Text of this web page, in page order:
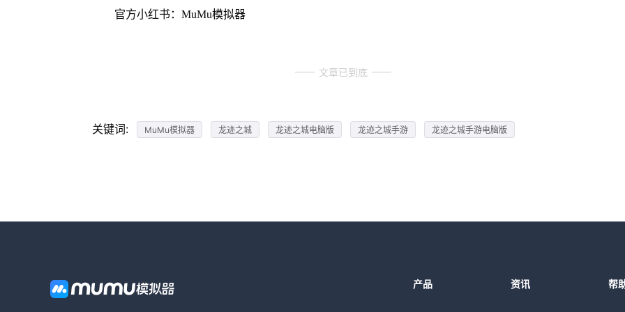
官方小红书：MuMu模拟器
文章已到底
关键词: MuMu模拟器 龙迹之城 龙迹之城电脑版 龙迹之城手游 龙迹之城手游电脑版
产品 资讯 帮